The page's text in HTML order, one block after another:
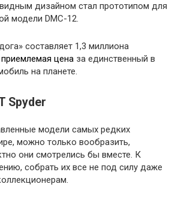
дизайном стал прототипом для
модели DMC-12.
составляет 1,3 миллиона
приемлемая цена за единственный в
на планете.
Spyder
модели самых редких
можно только вообразить,
они смотрелись бы вместе. К
собрать их все не под силу даже